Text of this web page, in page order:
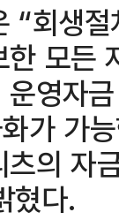
“회생
모든
영자
가 가
의 자
혔다.